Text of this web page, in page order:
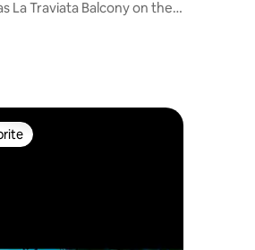
334 reviews
La Traviata Balcony on the